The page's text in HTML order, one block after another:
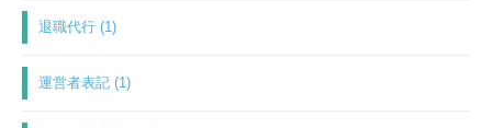
退職代行 (1)
運営者表記 (1)